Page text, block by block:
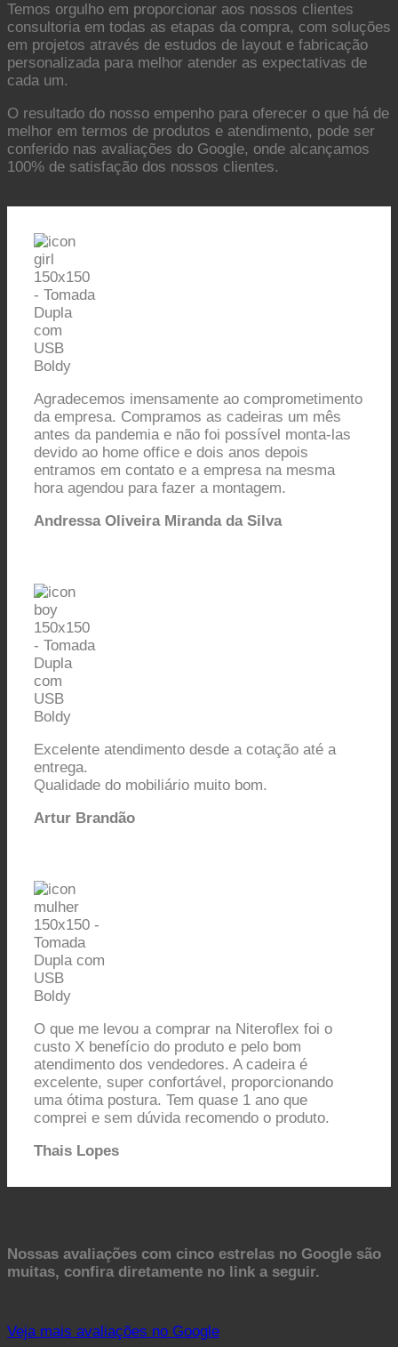
Temos orgulho em proporcionar aos nossos clientes
consultoria em todas as etapas da compra, com soluções
em projetos através de estudos de layout e fabricação
personalizada para melhor atender as expectativas de
cada um.
O resultado do nosso empenho para oferecer o que há de
melhor em termos de produtos e atendimento, pode ser
conferido nas avaliações do Google, onde alcançamos
100% de satisfação dos nossos clientes.
Agradecemos imensamente ao comprometimento
da empresa. Compramos as cadeiras um mês
antes da pandemia e não foi possível monta-las
devido ao home office e dois anos depois
entramos em contato e a empresa na mesma
hora agendou para fazer a montagem.
Andressa Oliveira Miranda da Silva
Excelente atendimento desde a cotação até a
entrega.
Qualidade do mobiliário muito bom.
Artur Brandão
O que me levou a comprar na Niteroflex foi o
custo X benefício do produto e pelo bom
atendimento dos vendedores. A cadeira é
excelente, super confortável, proporcionando
uma ótima postura. Tem quase 1 ano que
comprei e sem dúvida recomendo o produto.
Thais Lopes
Nossas avaliações com cinco estrelas no Google são
muitas, confira diretamente no link a seguir.
Veja mais avaliações no Google